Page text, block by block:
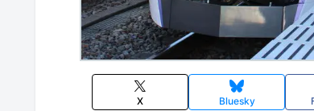
X Bluesky